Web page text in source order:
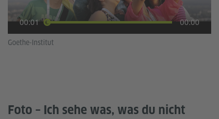
00:01 00:00
Goethe-Institut
Foto – Ich sehe was, was du nicht